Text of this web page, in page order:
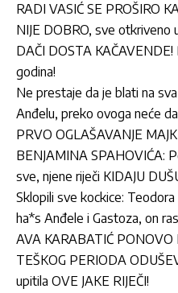
RADI VASIĆ SE PROŠIRO
NIJE DOBRO, sve otkriveno
DAČI DOSTA
godina!
Ne prestaje da je blati na
Anđelu, preko ovoga neće
PRVO OGLAŠAVANJE
BENJAMINA SPAHOVIĆA:
sve, njene riječi KIDAJU
Sklopili sve kockice:
ha*s Anđele i Gastoza, on
AVA KARABATIĆ
TEŠKOG PERIODA
upitila OVE JAKE RIJEČI!